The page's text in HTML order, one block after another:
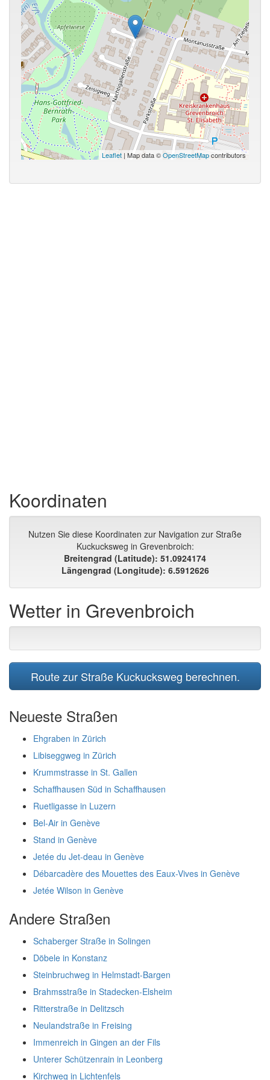
Leaflet | Map data ©OpenStreetMapcontributors
Koordinaten
Nutzen Sie diese Koordinaten zur Navigation zur Straße
Kuckucksweg in Grevenbroich:
Breitengrad (Latitude): 51.0924174
Längengrad (Longitude): 6.5912626
Wetter in Grevenbroich
Route zur Straße Kuckucksweg berechnen.
Neueste Straßen
Ehgraben in Zürich
Libiseggweg in Zürich
Krummstrasse in St. Gallen
Schaffhausen Süd in Schaffhausen
Ruetligasse in Luzern
Bel-Air in Genève
Stand in Genève
Jetée du Jet-deau in Genève
Débarcadère des Mouettes des Eaux-Vives in Genève
Jetée Wilson in Genève
Andere Straßen
Schaberger Straße in Solingen
Döbele in Konstanz
Steinbruchweg in Helmstadt-Bargen
Brahmsstraße in Stadecken-Elsheim
Ritterstraße in Delitzsch
Neulandstraße in Freising
Immenreich in Gingen an der Fils
Unterer Schützenrain in Leonberg
Kirchweg in Lichtenfels